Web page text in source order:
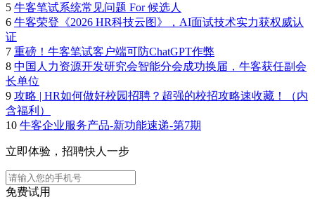
5 牛客笔试系统常见问题 For 候选人
6 牛客荣登《2026 HR科技云图》，AI面试技术实力获权威认
证
7 重磅！牛客笔试客户端可防ChatGPT作弊
8 中国人力资源开发研究会智能分会成功换届，牛客获任副会
长单位
9 攻略 | HR如何做好校园招聘？超强的校招攻略速收藏！（内
含福利）
10 牛客企业服务产品-新功能速递-第7期
立即体验，招聘快人一步
免费试用